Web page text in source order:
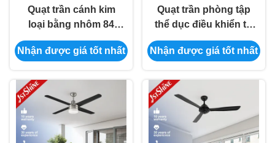
Quạt trần cánh kim
loại bằng nhôm 84
inch Động cơ biến tần
không chổi than
Nhận được giá tốt nhất
Quạt trần phòng tập
thể dục điều khiển từ
xa OEM với phòng tập
thể dục ánh sáng
Nhận được giá tốt nhất